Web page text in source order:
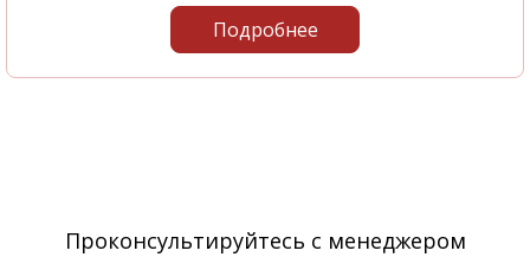
Подробнее
Проконсультируйтесь с менеджером